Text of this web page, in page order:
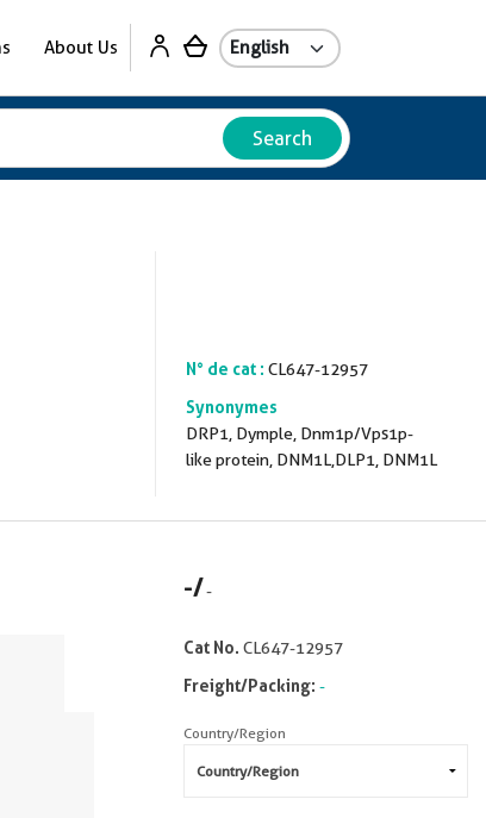
About Us
Search
N° de cat : CL647-12957
Synonymes
DRP1, Dymple, Dnm1p/Vps1p-
like protein, DNM1L,DLP1, DNM1L
-/-
Cat No. CL647-12957
Freight/Packing: -
Country/Region